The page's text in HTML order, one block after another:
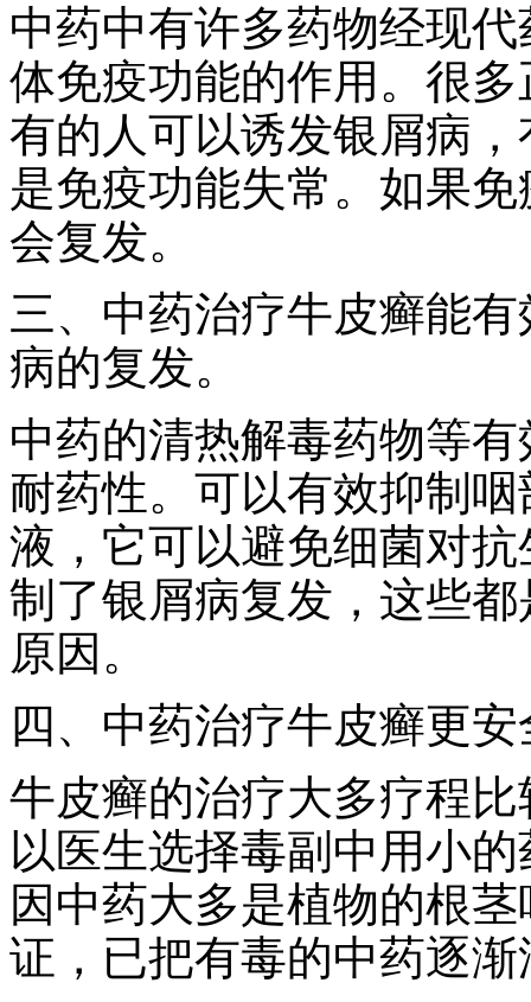
中药中有许多药物经现
体免疫功能的作用。很
有的人可以诱发银屑病
是免疫功能失常。如果
会复发。
三、中药治疗牛皮癣能
病的复发。
中药的清热解毒药物等
耐药性。可以有效抑制
液，它可以避免细菌对
制了银屑病复发，这些
原因。
四、中药治疗牛皮癣更安
牛皮癣的治疗大多疗程
以医生选择毒副中用小
因中药大多是植物的根
证，已把有毒的中药逐渐